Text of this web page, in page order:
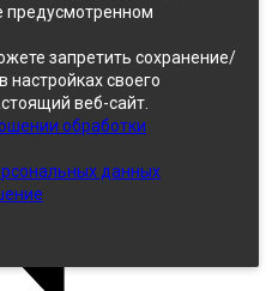
предусмотренном
запретить сохранение/
настройках своего
веб-сайт.
обработки
данных